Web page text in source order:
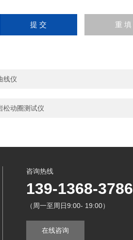
线仪
松动圈测试仪
咨询热线
139-1368-3786
（周一至周日9:00- 19:00）
在线咨询